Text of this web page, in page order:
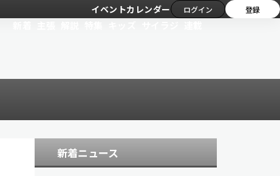
イベントカレンダー ログイン 登録
新着ニュース